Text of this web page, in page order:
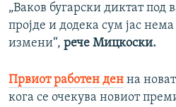
„Ваков бугарски диктат под
пројде и додека сум јас
измени“, рече Мицкоски.
Првиот работен ден на
кога се очекува новиот